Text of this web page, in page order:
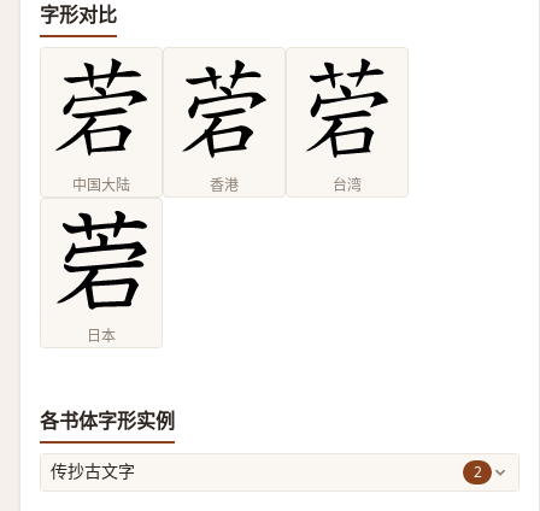
字形对比
中国大陆 香港 台湾
日本
各书体字形实例
传抄古文字 2